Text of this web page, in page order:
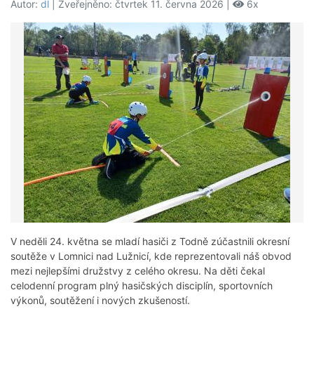
Autor: dl | Zveřejněno: čtvrtek 11. června 2026 | 6x
V neděli 24. května se mladí hasiči z Todně zúčastnili okresní
soutěže v Lomnici nad Lužnicí, kde reprezentovali náš obvod
mezi nejlepšími družstvy z celého okresu. Na děti čekal
celodenní program plný hasičských disciplín, sportovních
výkonů, soutěžení i nových zkušeností.